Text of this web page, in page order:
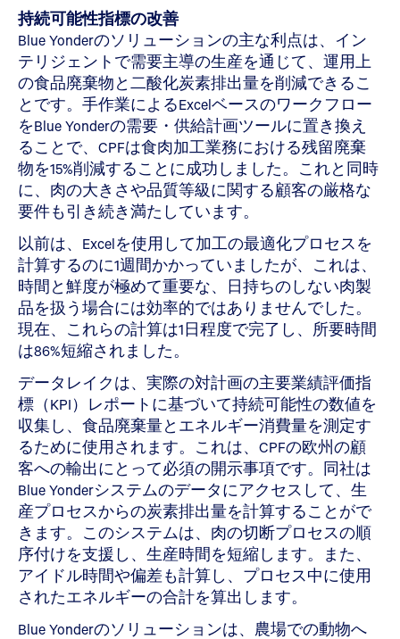
持続可能性指標の改善
Blue Yonderのソリューションの主な利点は、イン
テリジェントで需要主導の生産を通じて、運用上
の食品廃棄物と二酸化炭素排出量を削減できるこ
とです。手作業によるExcelベースのワークフロー
をBlue Yonderの需要・供給計画ツールに置き換え
ることで、CPFは食肉加工業務における残留廃棄
物を15%削減することに成功しました。これと同時
に、肉の大きさや品質等級に関する顧客の厳格な
要件も引き続き満たしています。
以前は、Excelを使用して加工の最適化プロセスを
計算するのに1週間かかっていましたが、これは、
時間と鮮度が極めて重要な、日持ちのしない肉製
品を扱う場合には効率的ではありませんでした。
現在、これらの計算は1日程度で完了し、所要時間
は86%短縮されました。
データレイクは、実際の対計画の主要業績評価指
標（KPI）レポートに基づいて持続可能性の数値を
収集し、食品廃棄量とエネルギー消費量を測定す
るために使用されます。これは、CPFの欧州の顧
客への輸出にとって必須の開示事項です。同社は
Blue Yonderシステムのデータにアクセスして、生
産プロセスからの炭素排出量を計算することがで
きます。このシステムは、肉の切断プロセスの順
序付けを支援し、生産時間を短縮します。また、
アイドル時間や偏差も計算し、プロセス中に使用
されたエネルギーの合計を算出します。
Blue Yonderのソリューションは、農場での動物へ